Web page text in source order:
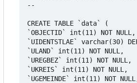
--
CREATE TABLE `data` (
`OBJECTID` int(11) NOT NULL,
`UIDENTSTLAE` varchar(30)
`ULAND` int(11) NOT NULL,
`UREGBEZ` int(11) NOT NULL,
`UKREIS` int(11) NOT NULL,
`UGEMEINDE` int(11) NOT